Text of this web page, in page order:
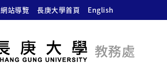
網站導覽 長庚大學首頁 English
教務處